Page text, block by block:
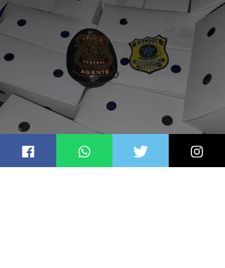
Suspeitos de tráfico de animais